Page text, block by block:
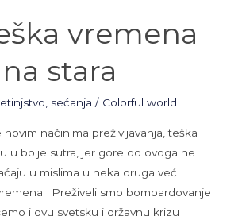
vremena
stara
sećanja / Colorful world
načinima preživljavanja, teška
u bolje sutra, jer gore od ovoga ne
u mislima u neka druga već
Preživeli smo bombardovanje
i ovu svetsku i državnu krizu